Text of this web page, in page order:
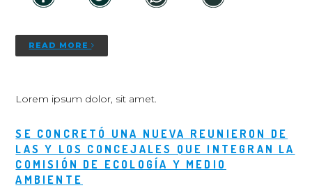
READ MORE
Lorem ipsum dolor, sit amet.
SE CONCRETÓ UNA NUEVA REUNIERON DE
LAS Y LOS CONCEJALES QUE INTEGRAN LA
COMISIÓN DE ECOLOGÍA Y MEDIO
AMBIENTE